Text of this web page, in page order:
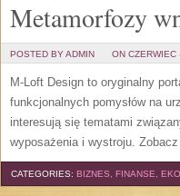
Metamorfozy
POSTED BY ADMIN ON CZERWIEC
M-Loft Design to oryginalny
funkcjonalnych pomysłów na
interesują się tematami
wyposażenia i wystroju.
CATEGORIES: BIZNES, FINANSE,